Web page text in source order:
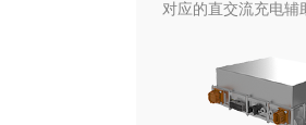
对应的直交流充电辅